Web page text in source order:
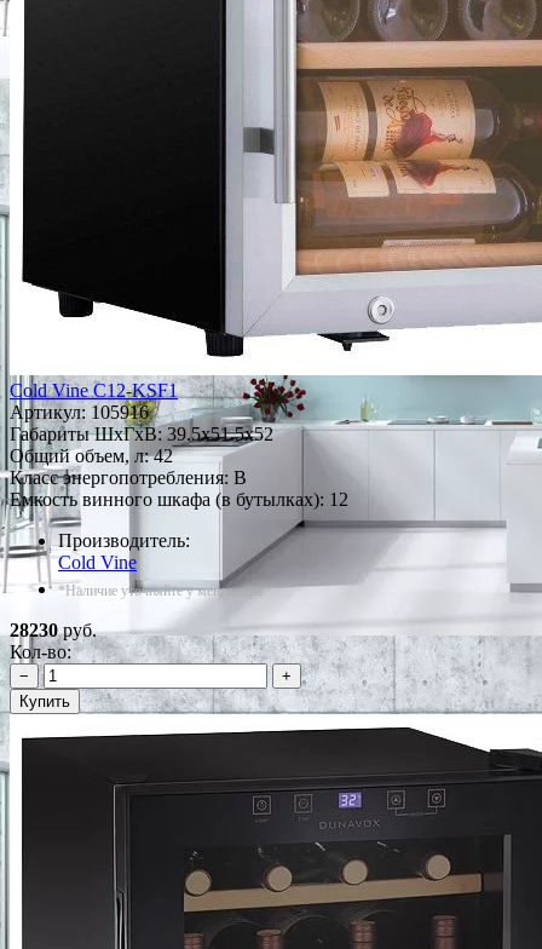
Cold Vine C12-KSF1
Артикул: 105916
Габариты ШxГxВ: 39.5x51.5x52
Общий объем, л: 42
Класс энергопотребления: B
Емкость винного шкафа (в бутылках): 12
Производитель:
Cold Vine
*Наличие уточняйте у менеджера
28230руб.
Кол-во:
−
+
Купить